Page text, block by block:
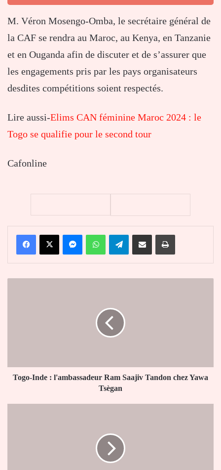
M. Véron Mosengo-Omba, le secrétaire général de
la CAF se rendra au Maroc, au Kenya, en Tanzanie
et en Ouganda afin de discuter et de s’assurer que
les engagements pris par les pays organisateurs
desdites compétitions soient respectés.
Lire aussi-Elims CAN féminine Maroc 2024 : le
Togo se qualifie pour le second tour
Cafonline
FacebookX MessengerWhatsAppTelegramPartager par email Imprimer
Yawa
Tsègan
Togo-Inde : l'ambassadeur Ram Saajiv Tandon chez Yawa
Tsègan